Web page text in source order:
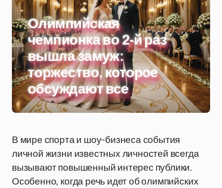
Олимпийская
чемпионка во 2-й раз
вышла замуж:
торжество, которое
обсуждают все
В мире спорта и шоу-бизнеса события
личной жизни известных личностей всегда
вызывают повышенный интерес публики.
Особенно, когда речь идет об олимпийских